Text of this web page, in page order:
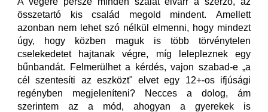
összetartó kis család megold mindent. Amellett
azonban nem lehet szó nélkül elmenni, hogy mindezt
úgy, hogy közben maguk is több törvénytelen
cselekedetet hajtanak végre, míg lelepleznek egy
bűnbandát. Felmerülhet a kérdés, vajon szabad-e „a
cél szentesíti az eszközt" elvet egy 12+-os ifjúsági
regényben megjeleníteni? Necces a dolog, ám
szerintem az a mód, ahogyan a gyerekek is